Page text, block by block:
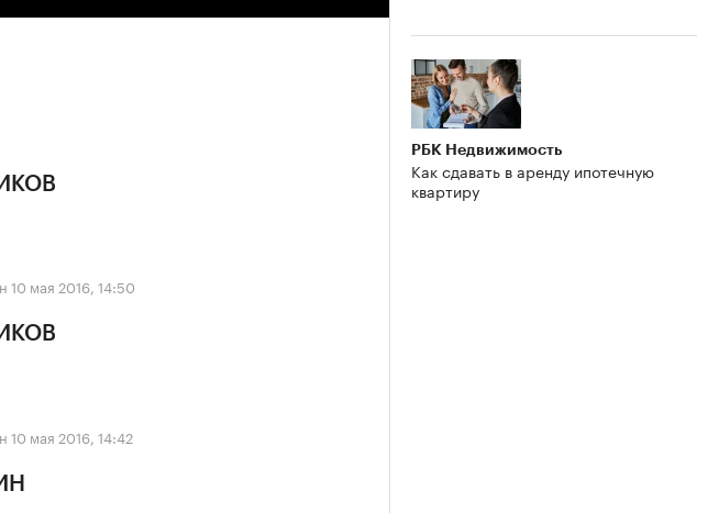
10 мая 2016, 14:50
10 мая 2016, 14:42
РБК Недвижимость
Как сдавать в аренду ипотечную
квартиру